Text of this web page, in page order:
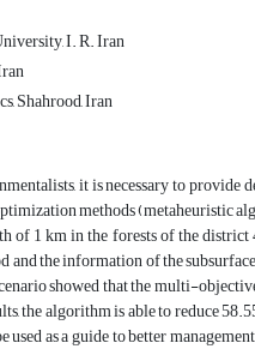
I. R. Iran
Shahrood, Iran
it is necessary to provide
methods (metaheuristic
of 1 km in the forests of the
the information of the
showed that the multi-
the algorithm is able to reduce
as a guide to better